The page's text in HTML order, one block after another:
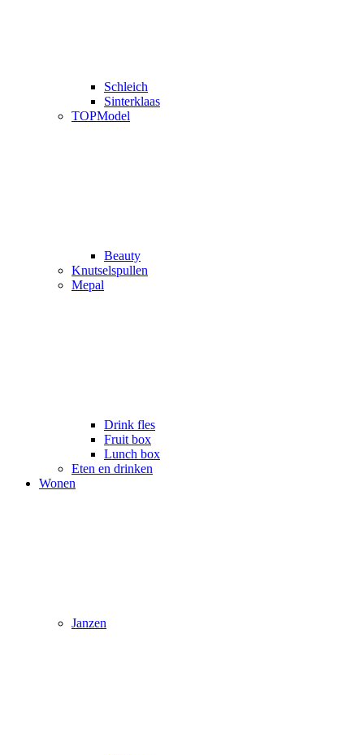
Schleich
Sinterklaas
TOPModel
Beauty
Knutselspullen
Mepal
Drink fles
Fruit box
Lunch box
Eten en drinken
Wonen
Janzen